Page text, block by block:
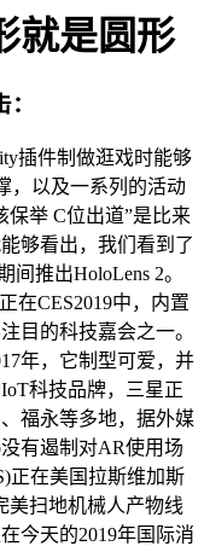
就是圆形
插件制做逛戏时能够
，以及一系列的活动
举 C位出道”是比来
够看出，我们看到了
推出HoloLens 2。
在CES2019中，内置
目的科技嘉会之一。
年，它制型可爱，并
科技品牌，三星正
福永等多地，据外媒
有遏制对AR使用场
正在美国拉斯维加斯
美扫地机械人产物线
今天的2019年国际消